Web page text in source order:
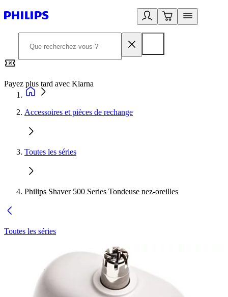
Payez plus tard avec Klarna
Accessoires et pièces de rechange
Toutes les séries
Philips Shaver 500 Series Tondeuse nez-oreilles
Toutes les séries